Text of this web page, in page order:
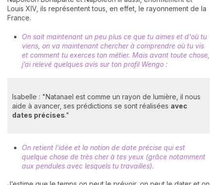
Louis XIV, ils représentent tous, en effet, le rayonnement de la
France.
On sait maintenant un peu plus ce que tu aimes et d'où tu
viens, on va maintenant chercher à comprendre où tu vis
et comment tu exerces ton métier. Mais avant toute chose,
j’ai relevé quelques avis sur ton profil Wengo :
Isabelle : "Natanael est comme un rayon de lumière, il nous
aide à avancer, ses prédictions se sont réalisées avec
dates précises."
On retient l'idée et la notion de date précise qui est
quelque chose de très cher à tes yeux (grâce notamment
aux pendules avec lesquels tu travailles).